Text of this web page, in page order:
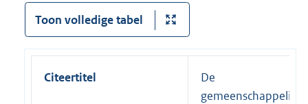
Toon volledige tabel
Citeertitel
De
gemeenschappelijke